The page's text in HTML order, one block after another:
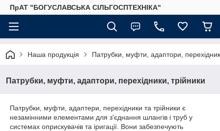
ПрАТ "БОГУСЛАВСЬКА СІЛЬГОСПТЕХНІКА"
Наша продукція Патрубки, муфти, адаптори,
Патрубки, муфти, адаптори, перехідники, трійники
Патрубки, муфти, адаптери, перехідники та трійники є
незамінними елементами для з'єднання шлангів і труб у
системах оприскувачів та іригації. Вони забезпечують